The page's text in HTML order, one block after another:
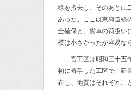
線を撤去し、そのあとに
あった。ここは東海道線
全確保と、貨車の荷扱い
模は小さかったが容易な
二宮工区は昭和三十五
初に着手した工区で、延
在し、地質はそれぞれこ